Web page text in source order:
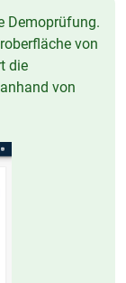
Demoprüfung.
von
die
von